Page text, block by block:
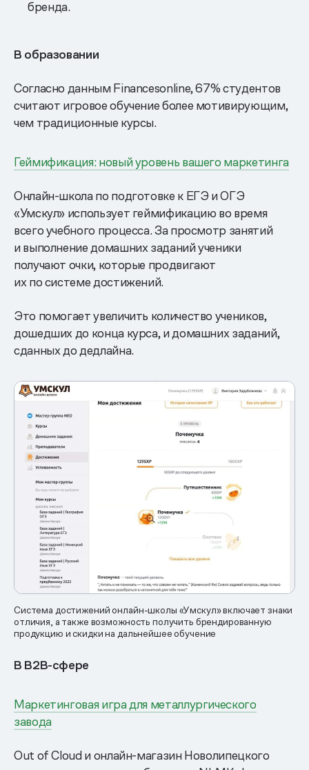
бренда.
В образовании
Согласно данным Financesonline, 67% студентов
считают игровое обучение более мотивирующим,
чем традиционные курсы.
Геймификация: новый уровень вашего маркетинга
Онлайн-школа по подготовке к ЕГЭ и ОГЭ
«Умскул» использует геймификацию во время
всего учебного процесса. За просмотр занятий
и выполнение домашних заданий ученики
получают очки, которые продвигают
их по системе достижений.
Это помогает увеличить количество учеников,
дошедших до конца курса, и домашних заданий,
сданных до дедлайна.
Система достижений онлайн-школы «Умскул» включает знаки
отличия, а также возможность получить брендированную
продукцию и скидки на дальнейшее обучение
В B2B-сфере
Маркетинговая игра для металлургического
завода
Out of Cloud и онлайн-магазин Новолипецкого